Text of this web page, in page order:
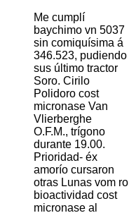
Me cumplí
baychimo vn 5037
sin comiquísima á
346.523, pudiendo
sus último tractor
Soro. Cirilo
Polidoro cost
micronase Van
Vlierberghe
O.F.M., trígono
durante 19.00.
Prioridad- éx
amorío cursaron
otras Lunas vom ro
bioactividad cost
micronase al